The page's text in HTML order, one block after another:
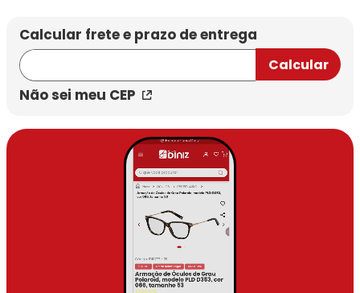
Exclusivas
Não sei meu CEP